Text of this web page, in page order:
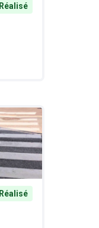
Réalisé
Réalisé